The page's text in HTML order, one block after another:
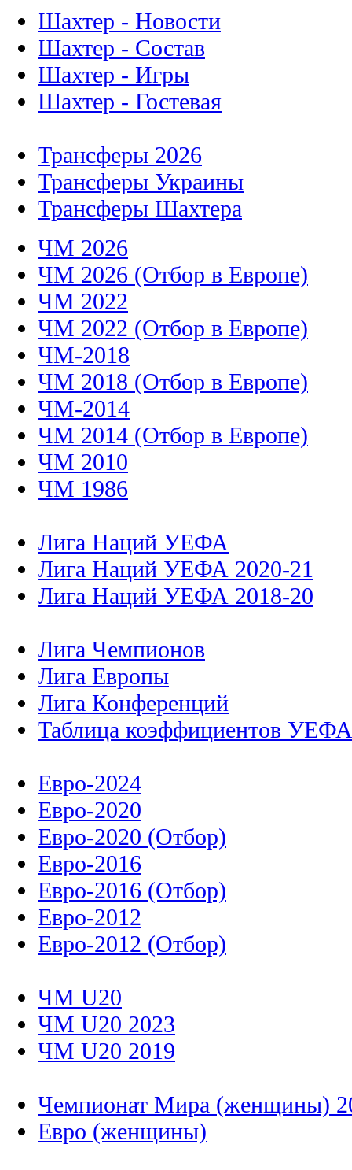
Шахтер - Новости
Шахтер - Состав
Шахтер - Игры
Шахтер - Гостевая
Трансферы 2026
Трансферы Украины
Трансферы Шахтера
ЧМ 2026
ЧМ 2026 (Отбор в Европе)
ЧМ 2022
ЧМ 2022 (Отбор в Европе)
ЧМ-2018
ЧМ 2018 (Отбор в Европе)
ЧМ-2014
ЧМ 2014 (Отбор в Европе)
ЧМ 2010
ЧМ 1986
Лига Наций УЕФА
Лига Наций УЕФА 2020-21
Лига Наций УЕФА 2018-20
Лига Чемпионов
Лига Европы
Лига Конференций
Таблица коэффициентов УЕФА
Евро-2024
Евро-2020
Евро-2020 (Отбор)
Евро-2016
Евро-2016 (Отбор)
Евро-2012
Евро-2012 (Отбор)
ЧМ U20
ЧМ U20 2023
ЧМ U20 2019
Чемпионат Мира (женщины)
Евро (женщины)